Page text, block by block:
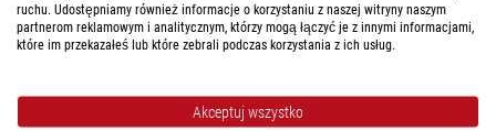
gotowe do wysyłki w
ruchu. Udostępniamy również informacje o korzystaniu z naszej witryny naszym
partnerom reklamowym i analitycznym, którzy mogą łączyć je z innymi informacjami,
które im przekazałeś lub które zebrali podczas korzystania z ich usług.
Akceptuj wszystko